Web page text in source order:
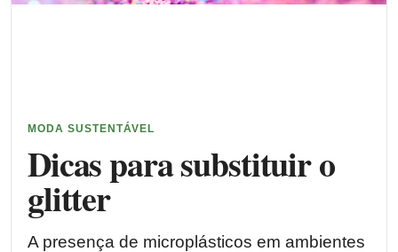
MODA SUSTENTÁVEL
Dicas para substituir o
glitter
A presença de microplásticos em ambientes